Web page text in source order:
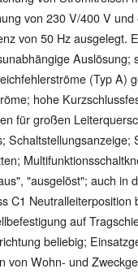
von 230 V/400 V und
von 50 Hz ausgelegt.
Auslösung;
(Typ A)
hohe
für großen
Schaltstellungsanzeige;
"ausgelöst"; auch in
C1 Neutralleiterposition
auf
beliebig;
von Wohn- und